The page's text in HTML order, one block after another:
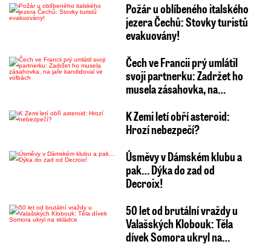
Požár u oblíbeného italského
jezera Čechů: Stovky turistů
evakuovány!
Čech ve Francii prý umlátil
svoji partnerku: Zadržet ho
musela zásahovka, na…
K Zemi letí obří asteroid:
Hrozí nebezpečí?
Úsměvy v Dámském klubu a
pak… Dýka do zad od
Decroix!
50 let od brutální vraždy u
Valašských Klobouk: Těla
dívek Somora ukryl na…